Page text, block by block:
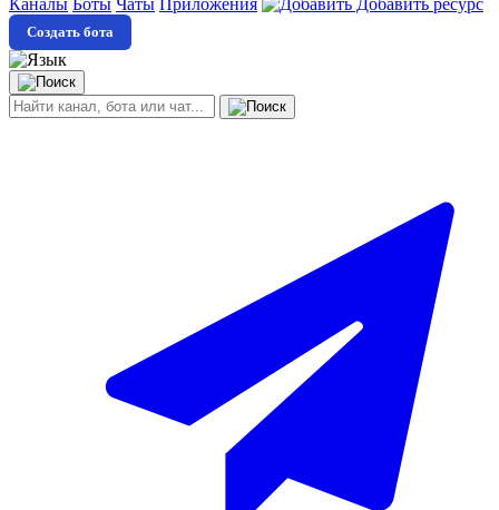
Каналы Боты Чаты Приложения Добавить ресурс
Создать бота